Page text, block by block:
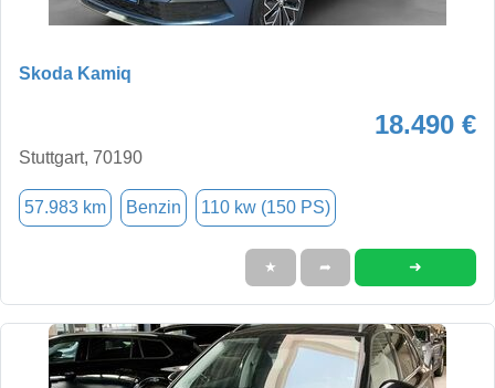
Skoda Kamiq
18.490 €
Stuttgart, 70190
57.983 km Benzin 110 kw (150 PS)
★ ➦ ➜